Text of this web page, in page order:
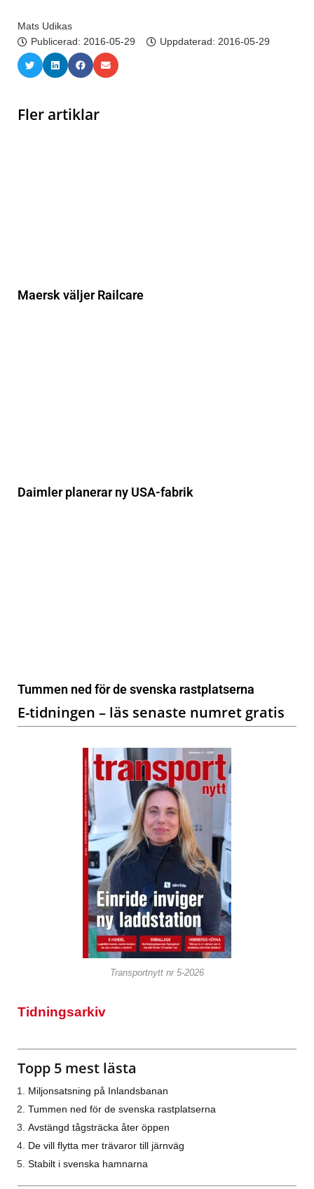
Mats Udikas
Publicerad: 2016-05-29 Uppdaterad: 2016-05-29
Fler artiklar
Maersk väljer Railcare
Daimler planerar ny USA-fabrik
Tummen ned för de svenska rastplatserna
E-tidningen – läs senaste numret gratis
Transportnytt nr 5-2026
Tidningsarkiv
Topp 5 mest lästa
Miljonsatsning på Inlandsbanan
Tummen ned för de svenska rastplatserna
Avstängd tågsträcka åter öppen
De vill flytta mer trävaror till järnväg
Stabilt i svenska hamnarna